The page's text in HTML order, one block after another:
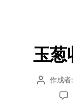
玉葱
投 作成者: